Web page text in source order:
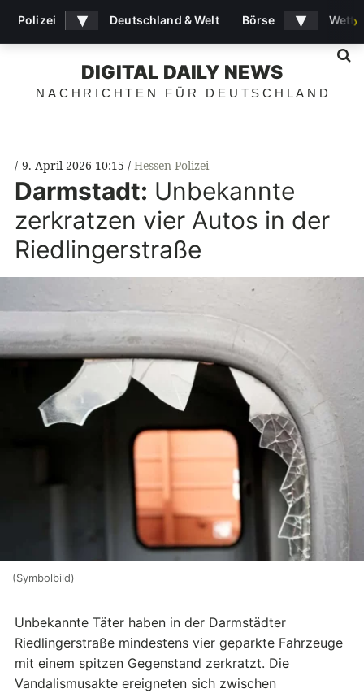
DIGITAL DAILY NEWS
NACHRICHTEN FÜR DEUTSCHLAND
9. April 2026 10:15 Hessen Polizei
Darmstadt: Unbekannte
zerkratzen vier Autos in der
Riedlingerstraße
(Symbolbild)
Unbekannte Täter haben in der Darmstädter
Riedlingerstraße mindestens vier geparkte Fahrzeuge
mit einem spitzen Gegenstand zerkratzt. Die
Vandalismusakte ereigneten sich zwischen
Polizei ▾ Deutschland & Welt Börse ▾ ›